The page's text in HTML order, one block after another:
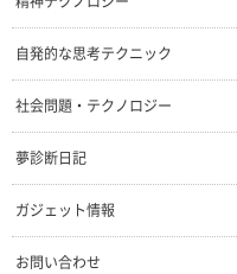
自発的な思考テクニック
社会問題・テクノロジー
夢診断日記
ガジェット情報
お問い合わせ